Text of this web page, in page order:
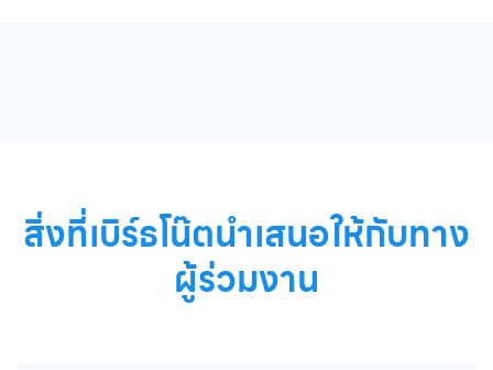
สิ่งที่เบิร์ธโน๊ตนำเสนอให้กับทาง
ผู้ร่วมงาน